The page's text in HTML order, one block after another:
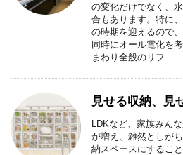
の変化だけでなく、
合もあります。特に
の時期を迎えるので
同時にオール電化を
まわり全般のリフ ...
見せる収納、見
LDKなど、家族みん
が増え、雑然としが
納スペースにするこ